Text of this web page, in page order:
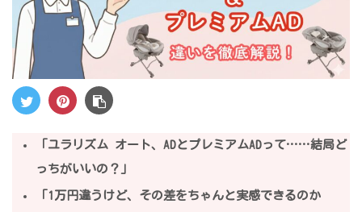
「ユラリズム オート、ADとプレミアムADって……結局ど
っちがいいの？」
「1万円違うけど、その差をちゃんと実感できるのか